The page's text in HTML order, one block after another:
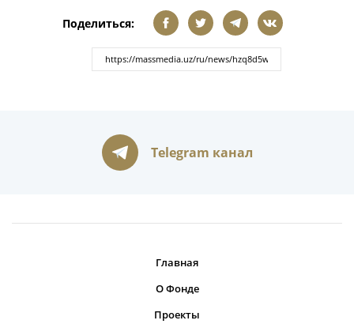
Поделиться:
Telegram канал
Главная
О Фонде
Проекты